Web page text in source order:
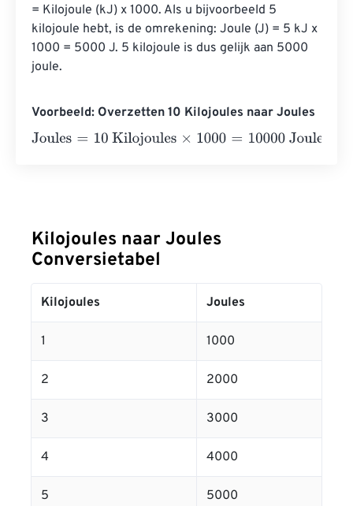
= Kilojoule (kJ) x 1000. Als u bijvoorbeeld 5
kilojoule hebt, is de omrekening: Joule (J) = 5 kJ x
1000 = 5000 J. 5 kilojoule is dus gelijk aan 5000
joule.
Voorbeeld: Overzetten 10 Kilojoules naar Joules
Joules= 10 Kilojoules×1000= 10000 Joules
Kilojoules naar Joules
Conversietabel
Kilojoules Joules
1 1000
2 2000
3 3000
4 4000
5 5000